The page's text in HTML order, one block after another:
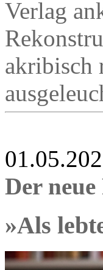
Verlag
akribisch
Der
»Als